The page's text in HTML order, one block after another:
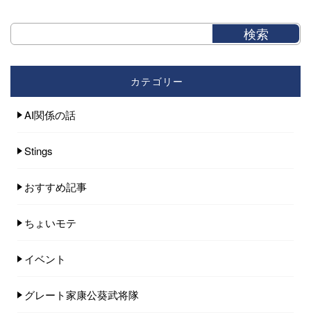
カテゴリー
AI関係の話
Stings
おすすめ記事
ちょいモテ
イベント
グレート家康公葵武将隊